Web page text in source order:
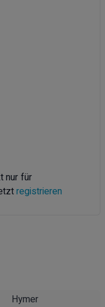
nur für
registrieren
Hymer